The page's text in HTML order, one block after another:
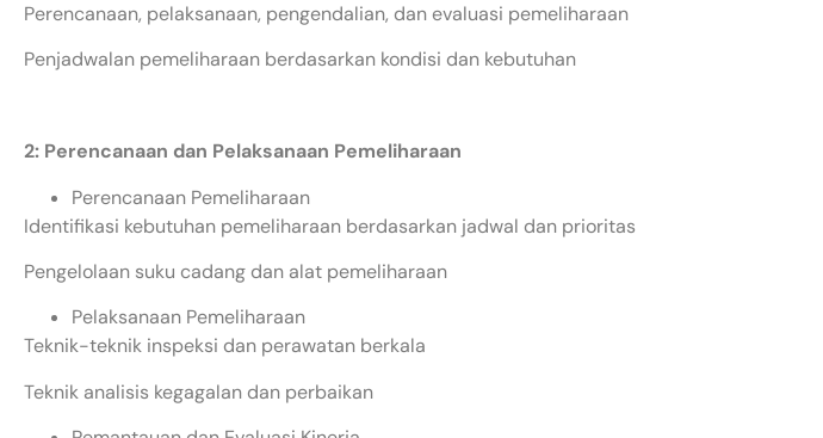
Perencanaan, pelaksanaan, pengendalian, dan evaluasi pemeliharaan
Penjadwalan pemeliharaan berdasarkan kondisi dan kebutuhan
2: Perencanaan dan Pelaksanaan Pemeliharaan
Perencanaan Pemeliharaan
Identifikasi kebutuhan pemeliharaan berdasarkan jadwal dan prioritas
Pengelolaan suku cadang dan alat pemeliharaan
Pelaksanaan Pemeliharaan
Teknik-teknik inspeksi dan perawatan berkala
Teknik analisis kegagalan dan perbaikan